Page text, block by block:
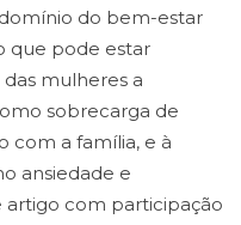
do bem-estar
que pode estar
mulheres a
sobrecarga de
com a família, e à
ansiedade e
artigo com participação